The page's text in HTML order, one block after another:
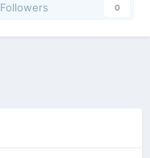
Followers 0